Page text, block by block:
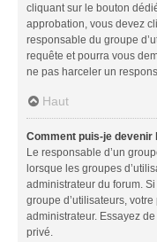
cliquant sur le bouton
approbation, vous devez
responsable du groupe
requête et pourra vous
ne pas harceler un
Haut
Comment puis-je devenir
Le responsable d’un
lorsque les groupes
administrateur du forum.
groupe d’utilisateurs,
administrateur. Essayez
privé.